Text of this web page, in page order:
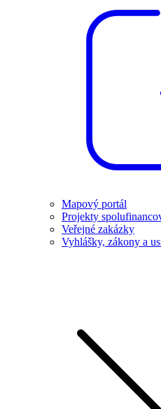
Mapový portál
Projekty
Veřejné zakázky
Vyhlášky, zákony a